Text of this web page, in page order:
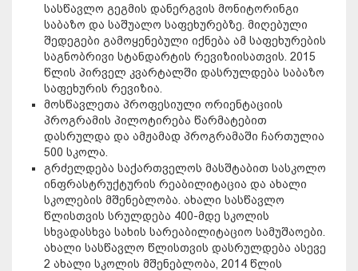
სასწავლო გეგმის დანერგვის მონიტორინგი
საბაზო და საშუალო საფეხურებზე. მიღებული
შედეგები გამოყენებული იქნება ამ საფეხურების
საგნობრივი სტანდარტის რევიზიისათვის. 2015
წლის პირველ კვარტალში დასრულდება საბაზო
საფეხურის რევიზია.
მოსწავლეთა პროფესიული ორიენტაციის
პროგრამის პილოტირება წარმატებით
დასრულდა და ამჟამად პროგრამაში ჩართულია
500 სკოლა.
გრძელდება საქართველოს მასშტაბით სასკოლო
ინფრასტრუქტურის რეაბილიტაცია და ახალი
სკოლების მშენებლობა. ახალი სასწავლო
წლისთვის სრულდება 400-მდე სკოლის
სხვადასხვა სახის სარეაბილიტაციო სამუშაოები.
ახალი სასწავლო წლისთვის დასრულდება ასევე
2 ახალი სკოლის მშენებლობა, 2014 წლის